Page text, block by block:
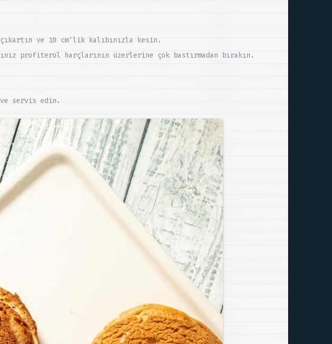
çıkartın ve 10 cm’lik kalıbınızla kesin.
profiterol harçlarının üzerlerine çok bastırmadan bırakın.
ve servis edin.